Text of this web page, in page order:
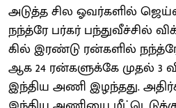
அடுத்த சில ஓவர்களில்
நந்த்ரே பர்கர் பந்துவீச்சில்
கில் இரண்டு ரன்களில்
ஆக 24 ரன்களுக்கே முதல் 3
இந்திய அணி இழந்தது.